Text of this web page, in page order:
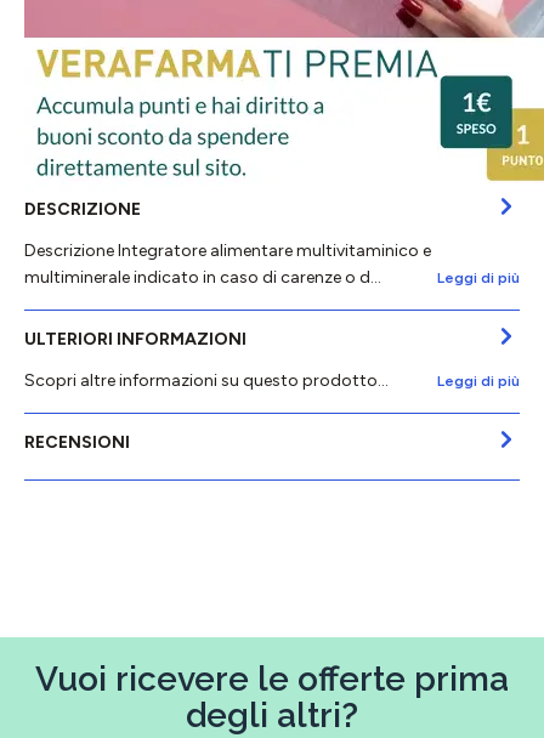
DESCRIZIONE
Descrizione Integratore alimentare multivitaminico e
multiminerale indicato in caso di carenze o d…
Leggi di più
ULTERIORI INFORMAZIONI
Scopri altre informazioni su questo prodotto...
Leggi di più
RECENSIONI
Vuoi ricevere le offerte prima
degli altri?